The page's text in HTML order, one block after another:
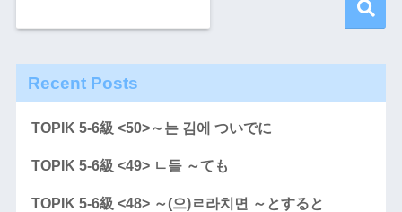
Recent Posts
TOPIK 5-6級 <50>～는 김에 ついでに
TOPIK 5-6級 <49> ㄴ들 ～ても
TOPIK 5-6級 <48> ～(으)ㄹ라치면 ～とすると